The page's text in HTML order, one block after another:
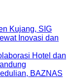
Kujang, SIG
Inovasi dan
Hotel dan
BAZNAS